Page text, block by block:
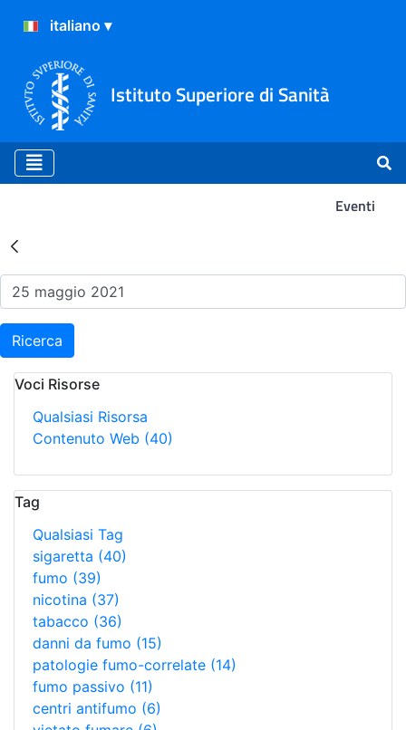
Istituto Superiore di Sanità
Eventi
Risultati della Ricerca -
Ricerca
Voci Risorse
Qualsiasi Risorsa
Contenuto Web (40)
Tag
Qualsiasi Tag
sigaretta (40)
fumo (39)
nicotina (37)
tabacco (36)
danni da fumo (15)
patologie fumo-correlate (14)
fumo passivo (11)
centri antifumo (6)